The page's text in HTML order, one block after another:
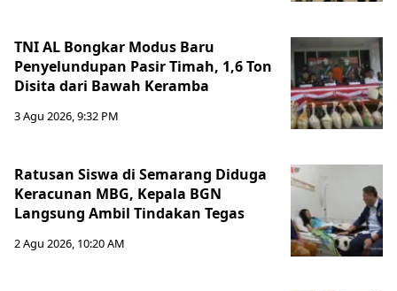
TNI AL Bongkar Modus Baru
Penyelundupan Pasir Timah, 1,6 Ton
Disita dari Bawah Keramba
3 Agu 2026, 9:32 PM
Ratusan Siswa di Semarang Diduga
Keracunan MBG, Kepala BGN
Langsung Ambil Tindakan Tegas
2 Agu 2026, 10:20 AM